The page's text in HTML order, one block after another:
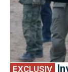
EXCLUSIV